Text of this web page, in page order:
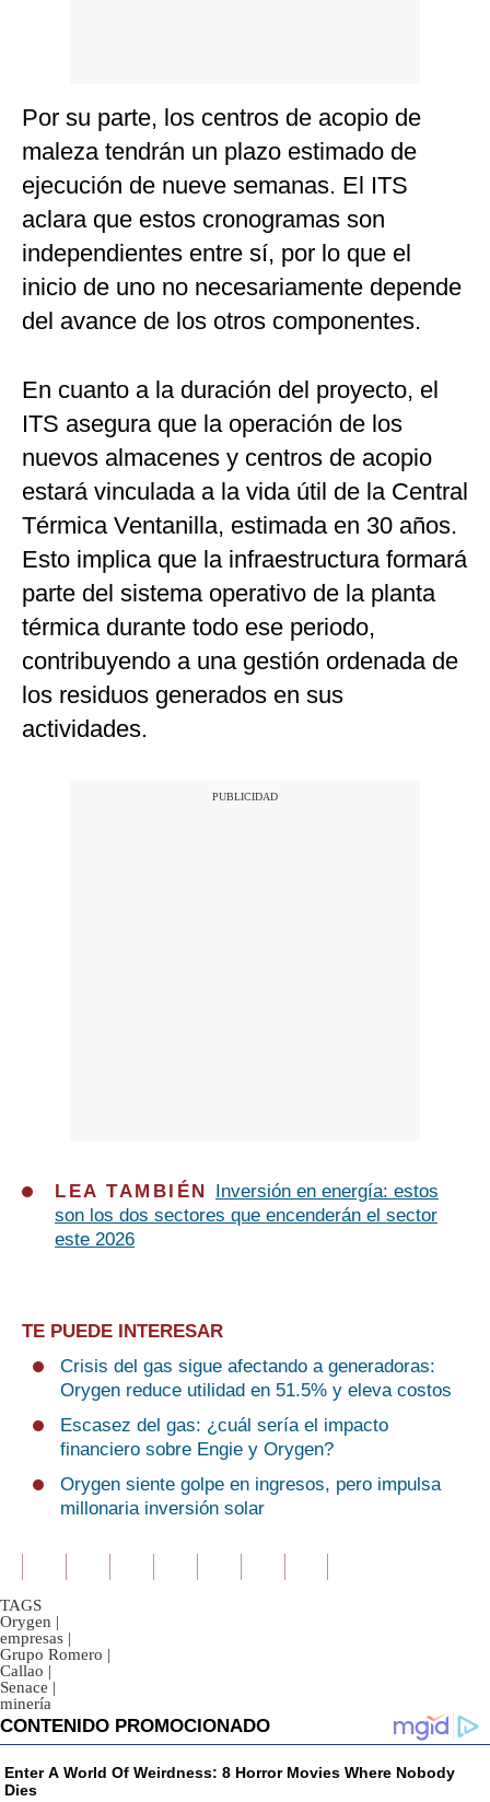
Por su parte, los centros de acopio de
maleza tendrán un plazo estimado de
ejecución de nueve semanas. El ITS
aclara que estos cronogramas son
independientes entre sí, por lo que el
inicio de uno no necesariamente depende
del avance de los otros componentes.
En cuanto a la duración del proyecto, el
ITS asegura que la operación de los
nuevos almacenes y centros de acopio
estará vinculada a la vida útil de la Central
Térmica Ventanilla, estimada en 30 años.
Esto implica que la infraestructura formará
parte del sistema operativo de la planta
térmica durante todo ese periodo,
contribuyendo a una gestión ordenada de
los residuos generados en sus
actividades.
LEA TAMBIÉN
Inversión en energía: estos
son los dos sectores que encenderán el sector
este 2026
TE PUEDE INTERESAR
Crisis del gas sigue afectando a generadoras:
Orygen reduce utilidad en 51.5% y eleva costos
Escasez del gas: ¿cuál sería el impacto
financiero sobre Engie y Orygen?
Orygen siente golpe en ingresos, pero impulsa
millonaria inversión solar
TAGS
Orygen |
empresas |
Grupo Romero |
Callao |
Senace |
minería